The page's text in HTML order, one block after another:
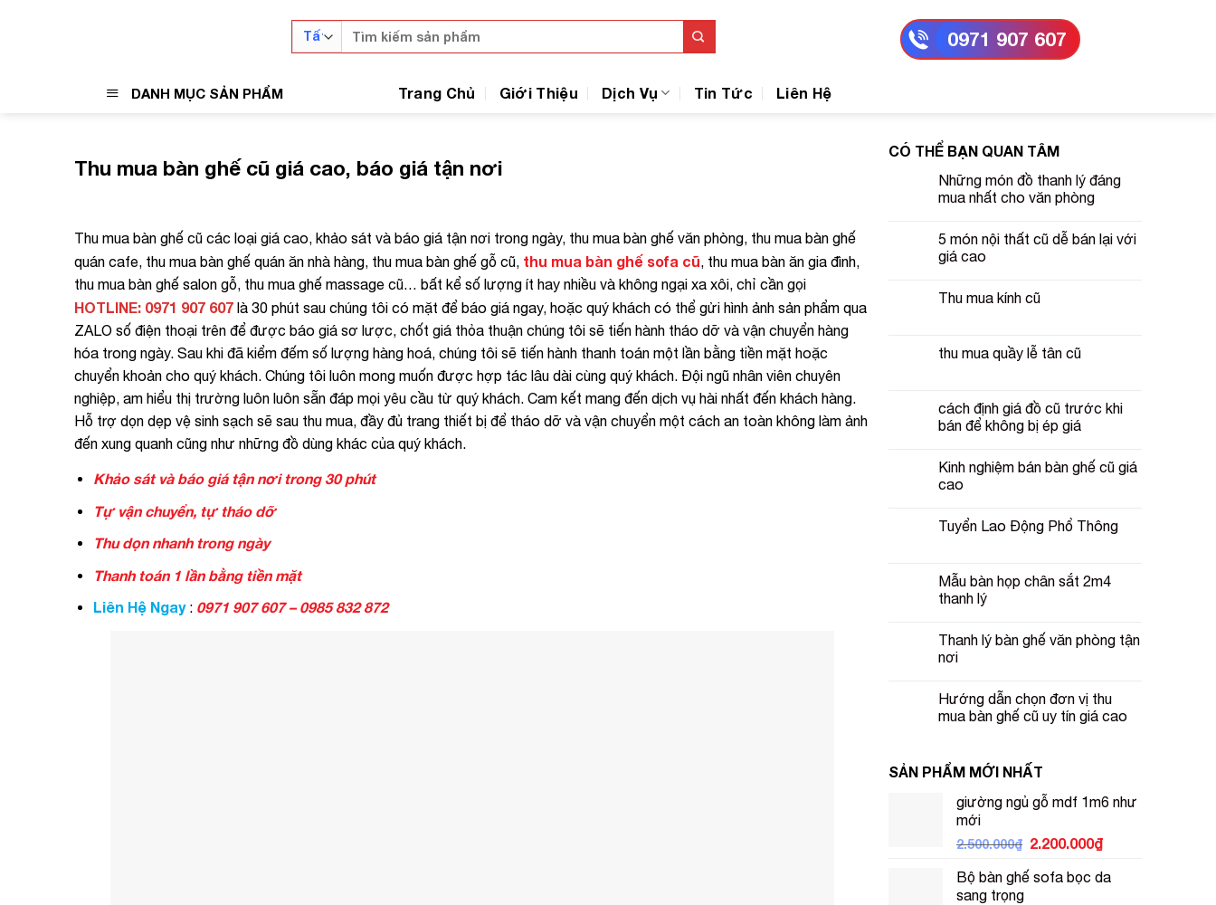
Tìm
kiếm:
0971 907 607
DANH MỤC SẢN PHẨM Trang Chủ Giới Thiệu Dịch Vụ Tin Tức Liên Hệ
Thu mua bàn ghế cũ giá cao, báo giá tận nơi
Thu mua bàn ghế cũ các loại giá cao, khảo sát và báo giá tận nơi trong ngày, thu mua bàn ghế văn phòng, thu mua bàn ghế
quán cafe, thu mua bàn ghế quán ăn nhà hàng, thu mua bàn ghế gỗ cũ, thu mua bàn ghế sofa cũ, thu mua bàn ăn gia đình,
thu mua bàn ghế salon gỗ, thu mua ghế massage cũ… bất kể số lượng ít hay nhiều và không ngại xa xôi, chỉ cần gọi
HOTLINE: 0971 907 607 là 30 phút sau chúng tôi có mặt để báo giá ngay, hoặc quý khách có thể gửi hình ảnh sản phẩm qua
ZALO số điện thoại trên để được báo giá sơ lược, chốt giá thỏa thuận chúng tôi sẽ tiến hành tháo dỡ và vận chuyển hàng
hóa trong ngày. Sau khi đã kiểm đếm số lượng hàng hoá, chúng tôi sẽ tiến hành thanh toán một lần bằng tiền mặt hoặc
chuyển khoản cho quý khách. Chúng tôi luôn mong muốn được hợp tác lâu dài cùng quý khách. Đội ngũ nhân viên chuyên
nghiệp, am hiểu thị trường luôn luôn sẵn đáp mọi yêu cầu từ quý khách. Cam kết mang đến dịch vụ hài nhất đến khách hàng.
Hỗ trợ dọn dẹp vệ sinh sạch sẽ sau thu mua, đầy đủ trang thiết bị để tháo dỡ và vận chuyển một cách an toàn không làm ảnh
đến xung quanh cũng như những đồ dùng khác của quý khách.
Khảo sát và báo giá tận nơi trong 30 phút
Tự vận chuyển, tự tháo dỡ
Thu dọn nhanh trong ngày
Thanh toán 1 lần bằng tiền mặt
Liên Hệ Ngay : 0971 907 607 – 0985 832 872
CÓ THỂ BẠN QUAN TÂM
Những món đồ thanh lý đáng
mua nhất cho văn phòng
5 món nội thất cũ dễ bán lại với
giá cao
Thu mua kính cũ
thu mua quầy lễ tân cũ
cách định giá đồ cũ trước khi
bán để không bị ép giá
Kinh nghiệm bán bàn ghế cũ giá
cao
Tuyển Lao Động Phổ Thông
Mẫu bàn họp chân sắt 2m4
thanh lý
Thanh lý bàn ghế văn phòng tận
nơi
Hướng dẫn chọn đơn vị thu
mua bàn ghế cũ uy tín giá cao
SẢN PHẨM MỚI NHẤT
giường ngủ gỗ mdf 1m6 như
mới
2.500.000₫ Giá
là:
2.200.000₫Giá
tại
Bộ bàn ghế sofa bọc da
sang trọng